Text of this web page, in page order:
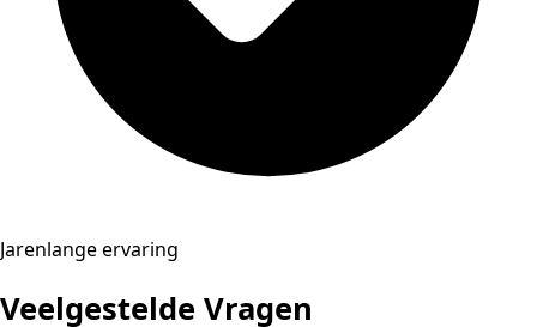
Jarenlange ervaring
Veelgestelde Vragen